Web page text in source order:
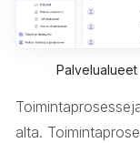
alta.